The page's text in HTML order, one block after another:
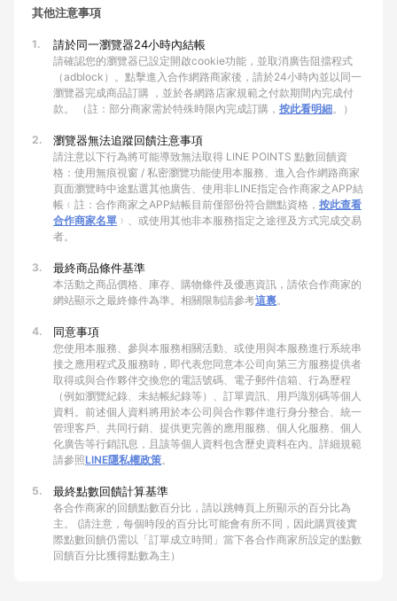
其他注意事項
1. 請於同一瀏覽器24小時內結帳
請確認您的瀏覽器已設定開啟cookie功能，並取消廣告阻擋程式
（adblock）。點擊進入合作網路商家後，請於24小時內並以同一
瀏覽器完成商品訂購 ，並於各網路店家規範之付款期間內完成付
款。 （註：部分商家需於特殊時限內完成訂購， 按此看明細。）
2. 瀏覽器無法追蹤回饋注意事項
請注意以下行為將可能導致無法取得 LINE POINTS 點數回饋資
格：使用無痕視窗 / 私密瀏覽功能使用本服務、進入合作網路商家
頁面瀏覽時中途點選其他廣告、使用非LINE指定合作商家之APP結
帳﹙註：合作商家之APP結帳目前僅部份符合贈點資格， 按此查看
合作商家名單 ﹚、或使用其他非本服務指定之途徑及方式完成交易
者。
3. 最終商品條件基準
本活動之商品價格、庫存、購物條件及優惠資訊，請依合作商家的
網站顯示之最終條件為準。相關限制請參考這裏。
4. 同意事項
您使用本服務、參與本服務相關活動、或使用與本服務進行系統串
接之應用程式及服務時，即代表您同意本公司向第三方服務提供者
取得或與合作夥伴交換您的電話號碼、電子郵件信箱、行為歷程
（例如瀏覽紀錄、未結帳紀錄等）、訂單資訊、用戶識別碼等個人
資料。前述個人資料將用於本公司與合作夥伴進行身分整合、統一
管理客戶、共同行銷、提供更完善的應用服務、個人化服務、個人
化廣告等行銷訊息，且該等個人資料包含歷史資料在內。詳細規範
請參照LINE隱私權政策。
5. 最終點數回饋計算基準
各合作商家的回饋點數百分比，請以跳轉頁上所顯示的百分比為
主。 (請注意，每個時段的百分比可能會有所不同，因此購買後實
際點數回饋仍需以「訂單成立時間」當下各合作商家所設定的點數
回饋百分比獲得點數為主）